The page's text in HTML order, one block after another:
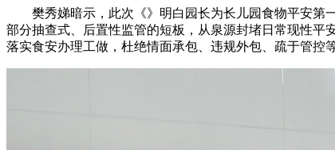
樊秀娣暗示，此次《》明白园长为长儿园食物平安第一
部分抽查式、后置性监管的短板，从泉源封堵日常现性平
落实食安办理工做，杜绝情面承包、违规外包、疏于管控等